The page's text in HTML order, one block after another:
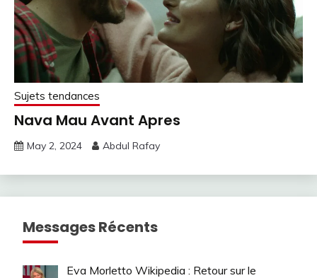
Sujets tendances
Nava Mau Avant Apres
May 2, 2024 Abdul Rafay
Messages Récents
Eva Morletto Wikipedia : Retour sur le